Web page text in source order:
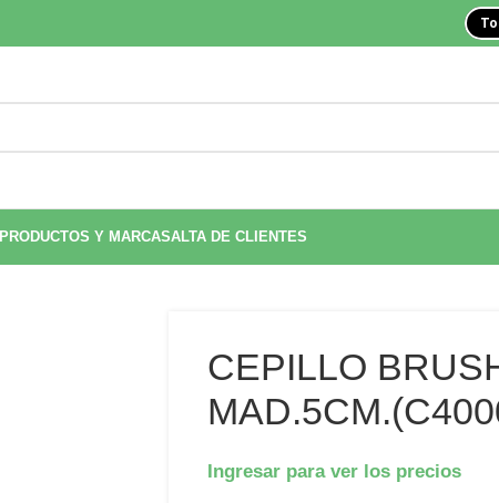
PRODUCTOS Y MARCASALTA DE CLIENTES
CEPILLO
Ingresar para ver los precios